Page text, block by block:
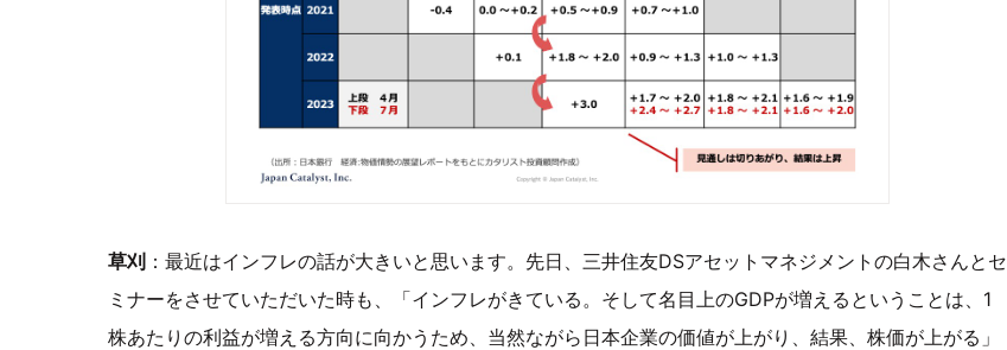
草刈 ：最近はインフレの話が大きいと思います。先日、三井住友DSアセットマネジメントの白木さんとセ
ミナーをさせていただいた時も、「インフレがきている。そして名目上のGDPが増えるということは、1
株あたりの利益が増える方向に向かうため、当然ながら日本企業の価値が上がり、結果、株価が上がる」